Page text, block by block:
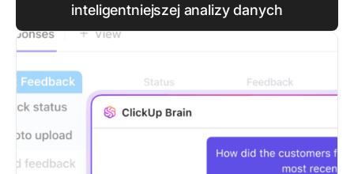
inteligentniejszej analizy danych